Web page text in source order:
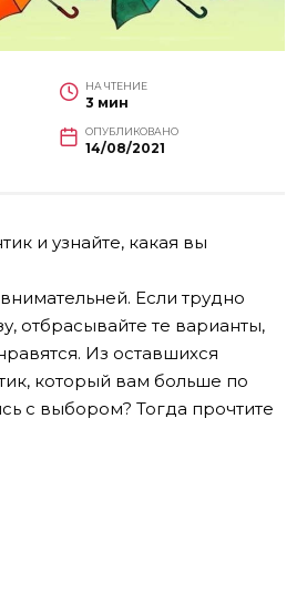
НА ЧТЕНИЕ
3 мин
ОПУБЛИКОВАНО
14/08/2021
и узнайте, какая вы
Если трудно
отбрасывайте те варианты,
Из оставшихся
который вам больше по
с выбором? Тогда прочтите